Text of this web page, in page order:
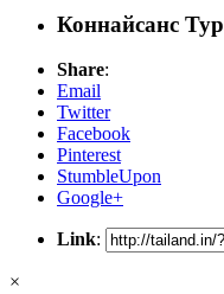
Коннайсанс Тур
Share:
Email
Twitter
Facebook
Pinterest
StumbleUpon
Google+
Link:
×